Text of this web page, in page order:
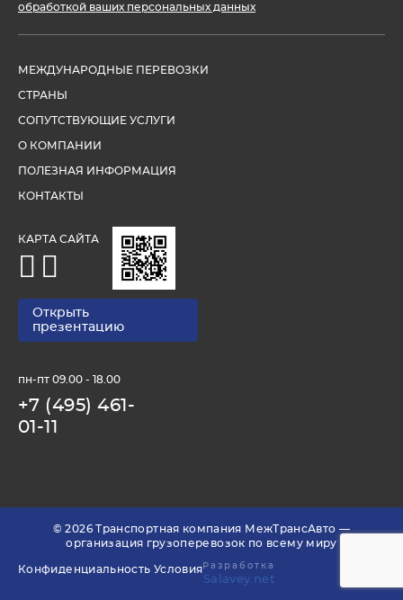
обработкой ваших персональных данных
МЕЖДУНАРОДНЫЕ ПЕРЕВОЗКИ
СТРАНЫ
СОПУТСТВУЮЩИЕ УСЛУГИ
О КОМПАНИИ
ПОЛЕЗНАЯ ИНФОРМАЦИЯ
КОНТАКТЫ
КАРТА САЙТА
Открыть
презентацию
пн-пт 09.00 - 18.00
+7 (495) 461-
01-11
© 2026 Транспортная компания МежТрансАвто —
организация грузоперевозок по всему миру
Конфиденциальность Условия Разработка
Salavey.net